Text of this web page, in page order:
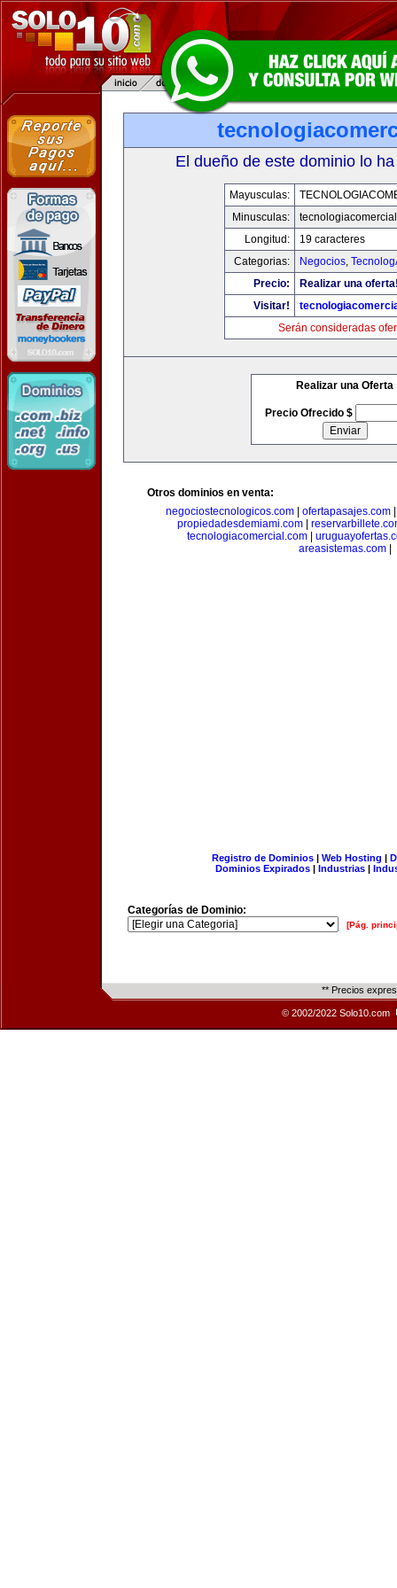
El dueño de este dominio lo
Mayusculas:
Minusculas:
Longitud:
19 caracteres
Categorias:
Negocios,
Precio:
Realizar una
Visitar!
Serán consideradas
Realizar una Oferta
Precio Ofrecido $
Otros dominios en venta:
negociostecnologicos.com
ofertapasajes.com
propiedadesdemiami.com
tecnologiacomercial.com
areasistemas.com|
Registro de Dominios| Web Hosting |
Dominios Expirados | Industrias |
Categorías de Dominio:
[Pág.
** Precios
© 2002/2022 Solo10.com